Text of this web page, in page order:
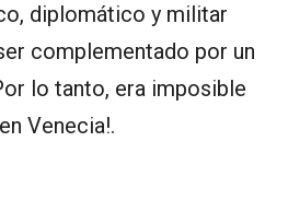
diplomático y militar
complementado por un
lo tanto, era imposible
Venecia!.